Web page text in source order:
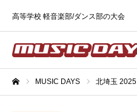
高等学校 軽音楽部/ダンス部の大会
MUSIC DAYS 北埼玉 2025